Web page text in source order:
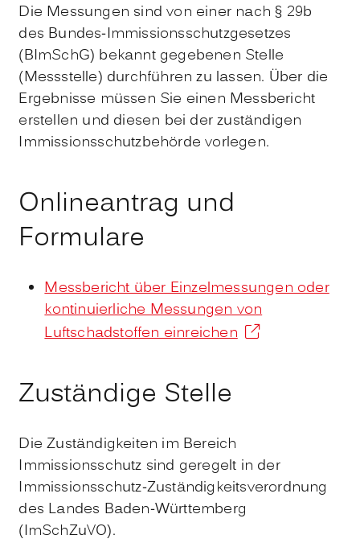
Die Messungen sind von einer nach § 29b
des Bundes-Immissionsschutzgesetzes
(BImSchG) bekannt gegebenen Stelle
(Messstelle) durchführen zu lassen. Über die
Ergebnisse müssen Sie einen Messbericht
erstellen und diesen bei der zuständigen
Immissionsschutzbehörde vorlegen.
Onlineantrag und
Formulare
Messbericht über Einzelmessungen oder
kontinuierliche Messungen von
Luftschadstoffen einreichen
Zuständige Stelle
Die Zuständigkeiten im Bereich
Immissionsschutz sind geregelt in der
Immissionsschutz-Zuständigkeitsverordnung
des Landes Baden-Württemberg
(ImSchZuVO).